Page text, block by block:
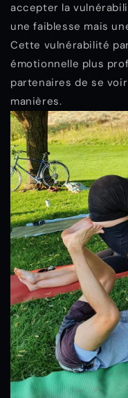
accepter la
une faiblesse mais
Cette vulnérabilité
émotionnelle plus
partenaires de se
manières.